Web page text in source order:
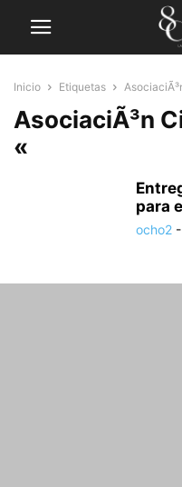
Inicio Etiquetas
AsociaciÃ³n
«
para
ocho2 -